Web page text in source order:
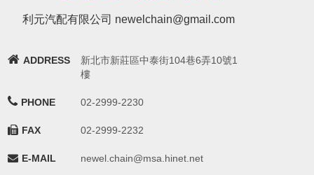
利元汽配有限公司 newelchain@gmail.com
ADDRESS
新北市新莊區中泰街104巷6弄10號1
樓
PHONE 02-2999-2230
FAX 02-2999-2232
E-MAIL newel.chain@msa.hinet.net